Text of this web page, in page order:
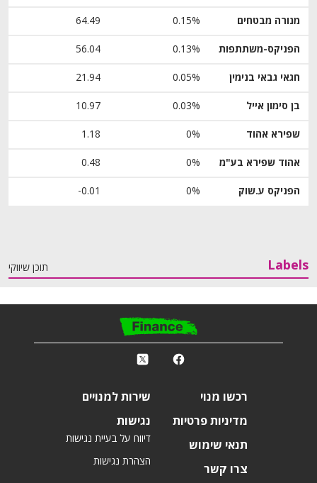
מנורה מבטחים 0.15%
64.49
הפניקס-משתתפות 0.13%
56.04
חגאי גבאי בנימין 0.05%
21.94
בן סימון אייל 0.03%
10.97
שפירא אהוד 0%
1.18
אהוד שפירא בע"מ 0%
0.48
הפניקס ע.שוק 0%
‎-0.01
Labels תוכן שיווקי
רכשו מנוי
מדיניות פרטיות
תנאי שימוש
צרו קשר
שירות למנויים
נגישות
דיווח על בעיית נגישות
הצהרת נגישות